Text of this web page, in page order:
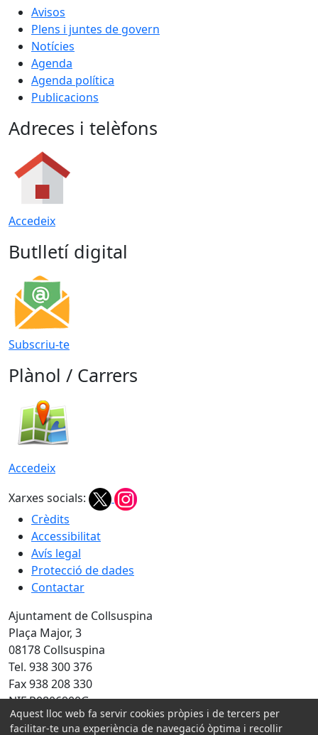
Avisos
Plens i juntes de govern
Notícies
Agenda
Agenda política
Publicacions
Adreces i telèfons
Accedeix
Butlletí digital
Subscriu-te
Plànol / Carrers
Accedeix
Xarxes socials:
Crèdits
Accessibilitat
Avís legal
Protecció de dades
Contactar
Ajuntament de Collsuspina
Plaça Major, 3
08178 Collsuspina
Tel. 938 300 376
Fax 938 208 330
NIF P0806900G
Amb la col·laboració de:
Aquest lloc web fa servir cookies pròpies i de tercers per
facilitar-te una experiència de navegació òptima i recollir